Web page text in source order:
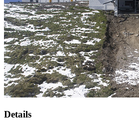
Details